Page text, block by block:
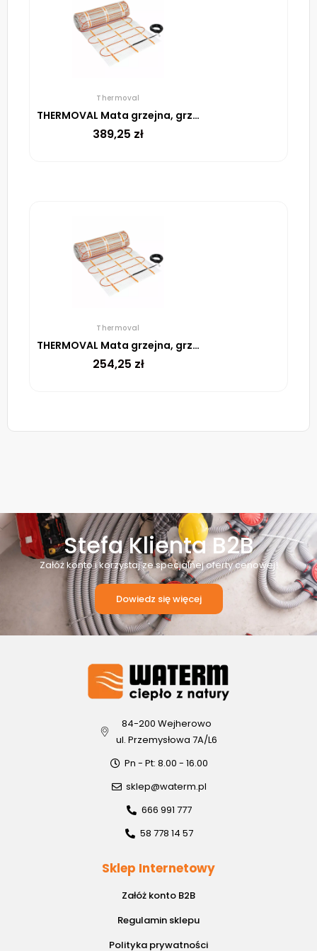
Thermoval
THERMOVAL Mata grzejna, grzewcza, elektryczna pod płytki TV TO 50 170 W/m² – 2,5m²
389,25 zł
Thermoval
THERMOVAL Mata grzejna, grzewcza, elektryczna pod płytki TV TO 50 170 W/m² – 1,5m²
254,25 zł
Stefa Klienta B2B
Załóż konto i korzystaj ze specjalnej oferty cenowej!
Dowiedz się więcej
84-200 Wejherowo
ul. Przemysłowa 7A/L6
Pn - Pt: 8.00 - 16.00
sklep@waterm.pl
666 991 777
58 778 14 57
Sklep Internetowy
Załóż konto B2B
Regulamin sklepu
Polityka prywatności